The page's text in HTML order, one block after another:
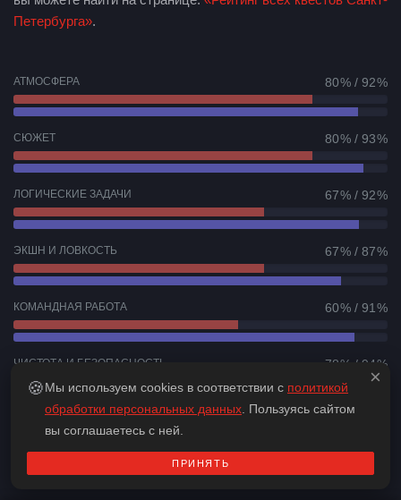
Петербурга».
АТМОСФЕРА 80 % / 92 %
СЮЖЕТ 80 % / 93 %
ЛОГИЧЕСКИЕ ЗАДАЧИ 67 % / 92 %
ЭКШН И ЛОВКОСТЬ 67 % / 87 %
КОМАНДНАЯ РАБОТА 60 % / 91 %
ЧИСТОТА И БЕЗОПАСНОСТЬ 78 % / 94 %
Оценка экспертов
72.0 %
91.9 %
×
🍪Мы используем cookies в соответствии с политикой
обработки персональных данных . Пользуясь сайтом
вы соглашаетесь с ней.
ПРИНЯТЬ